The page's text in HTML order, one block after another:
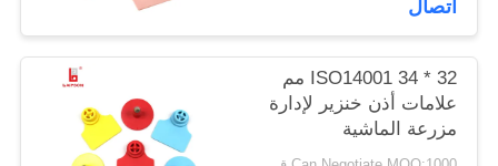
اتصال
ISO14001 34 * 32 مم
علامات أذن خنزير لإدارة
مزرعة الماشية